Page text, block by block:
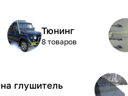
Тюнинг
8 товаров
глушитель